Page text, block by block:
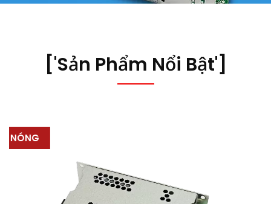
['Sản Phẩm Nổi Bật']